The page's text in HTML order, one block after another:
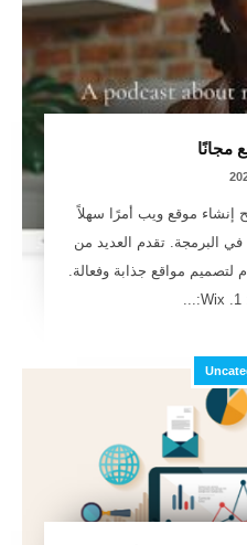
مجانًا
إنشاء موقع ويب أمرًا سهلاً
في البرمجة. تقدم العديد من
لتصميم مواقع جذابة وفعالة.